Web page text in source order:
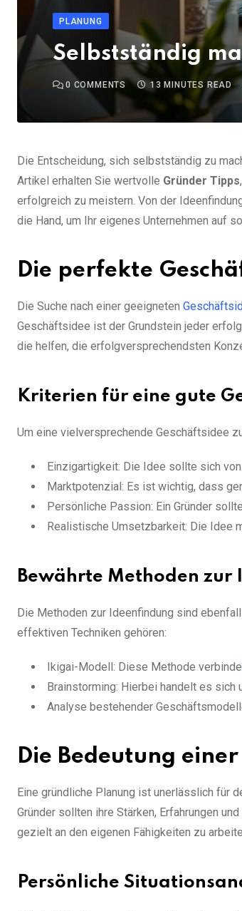
PLANUNG
Selbstständig
0 COMMENTS 13 MINUTES READ
Die Entscheidung, sich selbstständig zu
Artikel erhalten Sie wertvolle Gründer Tipps
erfolgreich zu meistern. Von der
die Hand, um Ihr eigenes Unternehmen auf
Die perfekte
Die Suche nach einer geeigneten
Geschäftsidee ist der Grundstein jeder
die helfen, die erfolgversprechendsten
Kriterien für eine gute
Um eine vielversprechende Geschäftsidee
Einzigartigkeit: Die Idee sollte sich
Marktpotenzial: Es ist wichtig, dass
Persönliche Passion: Ein Gründer
Realistische Umsetzbarkeit: Die Idee
Bewährte Methoden zur
Die Methoden zur Ideenfindung sind
effektiven Techniken gehören:
Ikigai-Modell: Diese Methode
Brainstorming: Hierbei handelt es sich
Analyse bestehender
Die Bedeutung
Eine gründliche Planung ist unerlässlich für
Gründer sollten ihre Stärken, Erfahrungen
gezielt an den eigenen Fähigkeiten zu
Persönliche